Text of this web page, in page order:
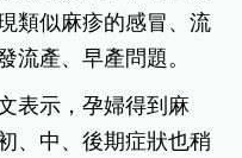
類似麻疹的感冒、流
流產、早產問題。
表示，孕婦得到麻
、中、後期症狀也稍